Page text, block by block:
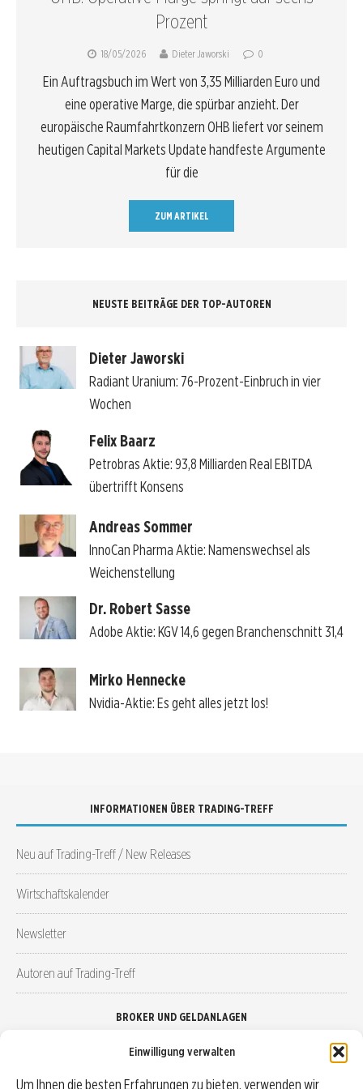
Einwilligung verwalten
Um Ihnen die besten Erfahrungen zu bieten, verwenden wir
Prozent
18/05/2026 Dieter Jaworski 0
Ein Auftragsbuch im Wert von 3,35 Milliarden Euro und
eine operative Marge, die spürbar anzieht. Der
europäische Raumfahrtkonzern OHB liefert vor seinem
heutigen Capital Markets Update handfeste Argumente
für die
ZUM ARTIKEL
NEUSTE BEITRÄGE DER TOP-AUTOREN
Dieter Jaworski
Radiant Uranium: 76-Prozent-Einbruch in vier
Wochen
Felix Baarz
Petrobras Aktie: 93,8 Milliarden Real EBITDA
übertrifft Konsens
Andreas Sommer
InnoCan Pharma Aktie: Namenswechsel als
Weichenstellung
Dr. Robert Sasse
Adobe Aktie: KGV 14,6 gegen Branchenschnitt 31,4
Mirko Hennecke
Nvidia-Aktie: Es geht alles jetzt los!
INFORMATIONEN ÜBER TRADING-TREFF
Neu auf Trading-Treff / New Releases
Wirtschaftskalender
Newsletter
Autoren auf Trading-Treff
BROKER UND GELDANLAGEN